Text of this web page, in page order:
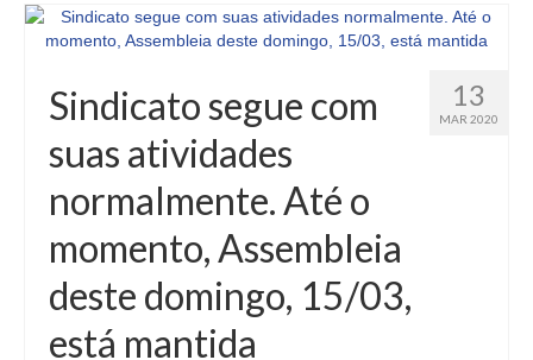
13
MAR 2020
Sindicato segue com
suas atividades
normalmente. Até o
momento, Assembleia
deste domingo, 15/03,
está mantida